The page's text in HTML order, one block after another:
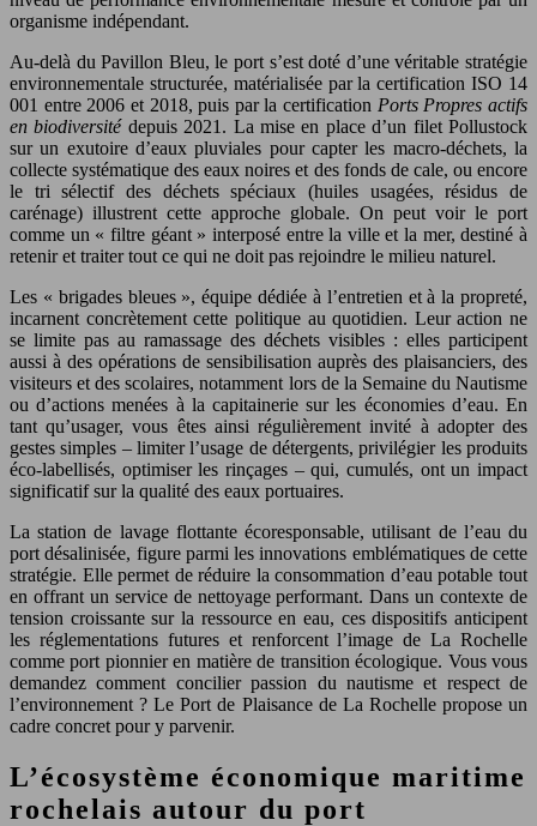
organisme indépendant.
Au-delà du Pavillon Bleu, le port s’est doté d’une véritable stratégie
environnementale structurée, matérialisée par la certification ISO 14
001 entre 2006 et 2018, puis par la certification Ports Propres actifs
en biodiversitédepuis 2021. La mise en place d’un filet Pollustock
sur un exutoire d’eaux pluviales pour capter les macro-déchets, la
collecte systématique des eaux noires et des fonds de cale, ou encore
le tri sélectif des déchets spéciaux (huiles usagées, résidus de
carénage) illustrent cette approche globale. On peut voir le port
comme un « filtre géant » interposé entre la ville et la mer, destiné à
retenir et traiter tout ce qui ne doit pas rejoindre le milieu naturel.
Les « brigades bleues », équipe dédiée à l’entretien et à la propreté,
incarnent concrètement cette politique au quotidien. Leur action ne
se limite pas au ramassage des déchets visibles : elles participent
aussi à des opérations de sensibilisation auprès des plaisanciers, des
visiteurs et des scolaires, notamment lors de la Semaine du Nautisme
ou d’actions menées à la capitainerie sur les économies d’eau. En
tant qu’usager, vous êtes ainsi régulièrement invité à adopter des
gestes simples – limiter l’usage de détergents, privilégier les produits
éco-labellisés, optimiser les rinçages – qui, cumulés, ont un impact
significatif sur la qualité des eaux portuaires.
La station de lavage flottante écoresponsable, utilisant de l’eau du
port désalinisée, figure parmi les innovations emblématiques de cette
stratégie. Elle permet de réduire la consommation d’eau potable tout
en offrant un service de nettoyage performant. Dans un contexte de
tension croissante sur la ressource en eau, ces dispositifs anticipent
les réglementations futures et renforcent l’image de La Rochelle
comme port pionnier en matière de transition écologique. Vous vous
demandez comment concilier passion du nautisme et respect de
l’environnement ? Le Port de Plaisance de La Rochelle propose un
cadre concret pour y parvenir.
L’écosystème économique maritime
rochelais autour du port